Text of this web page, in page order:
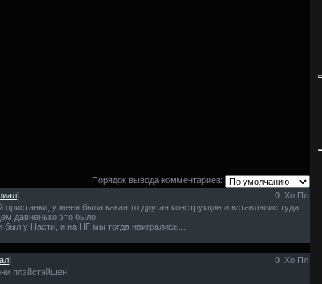
Порядок вывода комментариев:
0
]
у меня была какая то другая конструкция и вставлялис туда
давненько это было
был у Насти, и на НГ мы тогда наигрались...
0
]
плэйстэйшен